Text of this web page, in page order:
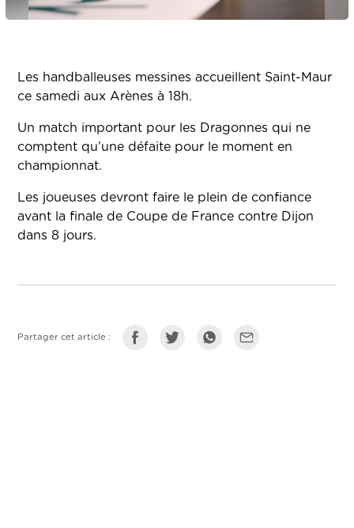
Les handballeuses messines accueillent Saint-Maur
ce samedi aux Arènes à 18h.
Un match important pour les Dragonnes qui ne
comptent qu’une défaite pour le moment en
championnat.
Les joueuses devront faire le plein de confiance
avant la finale de Coupe de France contre Dijon
dans 8 jours.
Partager cet article :